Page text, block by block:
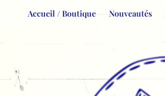
Accueil / Boutique Nouveautés